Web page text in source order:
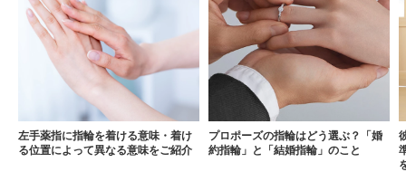
左手薬指に指輪を着ける意味・着け
る位置によって異なる意味をご紹介
プロポーズの指輪はどう選ぶ？「婚
約指輪」と「結婚指輪」のこと